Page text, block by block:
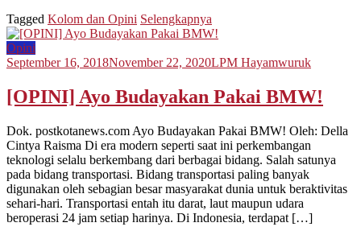
Tagged Kolom dan Opini Selengkapnya
Opini
September 16, 2018November 22, 2020LPM Hayamwuruk
[OPINI] Ayo Budayakan Pakai BMW!
Dok. postkotanews.com Ayo Budayakan Pakai BMW! Oleh: Della
Cintya Raisma Di era modern seperti saat ini perkembangan
teknologi selalu berkembang dari berbagai bidang. Salah satunya
pada bidang transportasi. Bidang transportasi paling banyak
digunakan oleh sebagian besar masyarakat dunia untuk beraktivitas
sehari-hari. Transportasi entah itu darat, laut maupun udara
beroperasi 24 jam setiap harinya. Di Indonesia, terdapat […]